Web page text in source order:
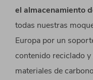
el almacenamiento
todas nuestras
Europa por un
contenido reciclado
materiales de